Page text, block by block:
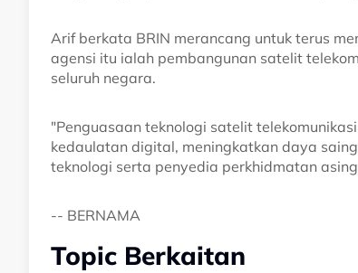
Arif berkata BRIN merancang untuk terus
agensi itu ialah pembangunan satelit
seluruh negara.
"Penguasaan teknologi satelit
kedaulatan digital, meningkatkan daya
teknologi serta penyedia perkhidmatan
-- BERNAMA
Topic Berkaitan